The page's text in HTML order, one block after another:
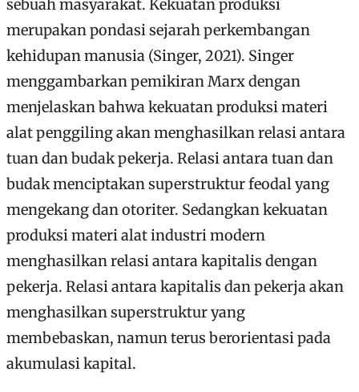
sebuah masyarakat. Kekuatan produksi
merupakan pondasi sejarah perkembangan
kehidupan manusia (Singer, 2021). Singer
menggambarkan pemikiran Marx dengan
menjelaskan bahwa kekuatan produksi materi
alat penggiling akan menghasilkan relasi antara
tuan dan budak pekerja. Relasi antara tuan dan
budak menciptakan superstruktur feodal yang
mengekang dan otoriter. Sedangkan kekuatan
produksi materi alat industri modern
menghasilkan relasi antara kapitalis dengan
pekerja. Relasi antara kapitalis dan pekerja akan
menghasilkan superstruktur yang
membebaskan, namun terus berorientasi pada
akumulasi kapital.